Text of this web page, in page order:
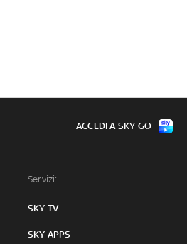
Servizi:
SKY TV
SKY APPS
ACCEDI A SKY GO